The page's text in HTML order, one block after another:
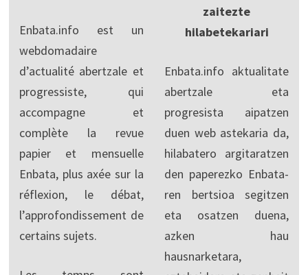
Enbata.info est un
webdomadaire
d’actualité abertzale et
progressiste, qui
accompagne et
complète la revue
papier et mensuelle
Enbata, plus axée sur la
réflexion, le débat,
l’approfondissement de
certains sujets.
zaitezte
hilabetekariari
Enbata.info aktualitate
abertzale eta
progresista aipatzen
duen web astekaria da,
hilabatero argitaratzen
den paperezko Enbata-
ren bertsioa segitzen
eta osatzen duena,
azken hau
hausnarketara,